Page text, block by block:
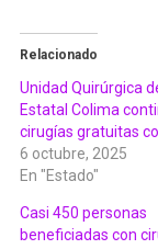
Relacionado
Unidad Quirúrgica
Estatal Colima
cirugías gratuitas
6 octubre, 2025
En "Estado"
Casi 450 personas
beneficiadas con